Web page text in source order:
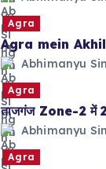
Agra
Agra mein
Abhimanyu
Agra
ताजगंज Zone-2 में 2
Abhimanyu
Agra